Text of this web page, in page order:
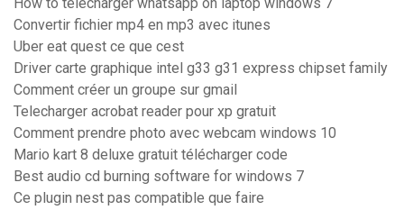
How to télécharger whatsapp on laptop windows 7
Convertir fichier mp4 en mp3 avec itunes
Uber eat quest ce que cest
Driver carte graphique intel g33 g31 express chipset family
Comment créer un groupe sur gmail
Telecharger acrobat reader pour xp gratuit
Comment prendre photo avec webcam windows 10
Mario kart 8 deluxe gratuit télécharger code
Best audio cd burning software for windows 7
Ce plugin nest pas compatible que faire